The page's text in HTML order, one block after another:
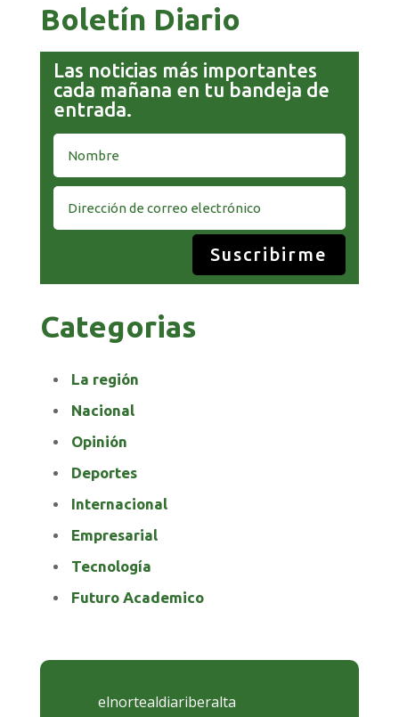
Boletín Diario
Las noticias más importantes
cada mañana en tu bandeja de
entrada.
Suscribirme
Categorias
La región
Nacional
Opinión
Deportes
Internacional
Empresarial
Tecnología
Futuro Academico
elnortealdiariberalta